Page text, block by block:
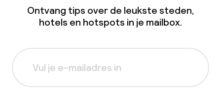
Ontvang tips over de leukste steden,
hotels en hotspots in je mailbox.